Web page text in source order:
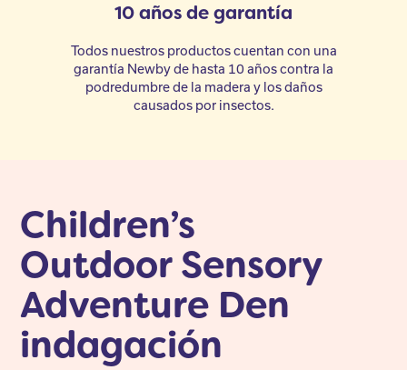
10 años de garantía
Todos nuestros productos cuentan con una
garantía Newby de hasta 10 años contra la
podredumbre de la madera y los daños
causados por insectos.
Children’s
Outdoor Sensory
Adventure Den
indagación